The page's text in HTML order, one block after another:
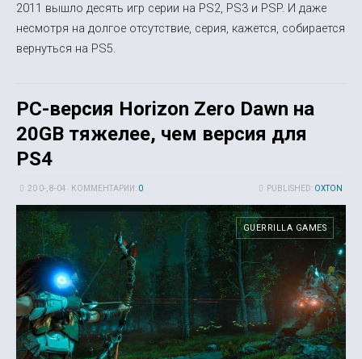
2011 вышло десять игр серии на PS2, PS3 и PSP. И даже
несмотря на долгое отсутствие, серия, кажется, собирается
вернуться на PS5.
PC-версия Horizon Zero Dawn на
20GB тяжелее, чем версия для
PS4
PUBLISHED: OXTON
20 0-, 8-04 КОММЕНТАРИИ: 0
GUERRILLA GAMES